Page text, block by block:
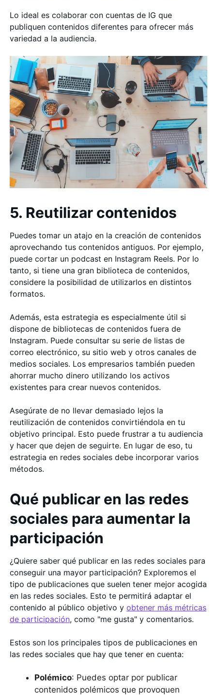
Lo ideal es colaborar con cuentas de IG que
publiquen contenidos diferentes para ofrecer más
variedad a la audiencia.
5. Reutilizar contenidos
Puedes tomar un atajo en la creación de contenidos
aprovechando tus contenidos antiguos. Por ejemplo,
puede cortar un podcast en Instagram Reels. Por lo
tanto, si tiene una gran biblioteca de contenidos,
considere la posibilidad de utilizarlos en distintos
formatos.
Además, esta estrategia es especialmente útil si
dispone de bibliotecas de contenidos fuera de
Instagram. Puede consultar su serie de listas de
correo electrónico, su sitio web y otros canales de
medios sociales. Los empresarios también pueden
ahorrar mucho dinero utilizando los activos
existentes para crear nuevos contenidos.
Asegúrate de no llevar demasiado lejos la
reutilización de contenidos convirtiéndola en tu
objetivo principal. Esto puede frustrar a tu audiencia
y hacer que dejen de seguirte. En lugar de eso, tu
estrategia en redes sociales debe incorporar varios
métodos.
Qué publicar en las redes
sociales para aumentar la
participación
¿Quiere saber qué publicar en las redes sociales para
conseguir una mayor participación? Exploremos el
tipo de publicaciones que suelen tener mejor acogida
en las redes sociales. Esto te permitirá adaptar el
contenido al público objetivo y obtener más métricas
de participación, como "me gusta" y comentarios.
Estos son los principales tipos de publicaciones en
las redes sociales que hay que tener en cuenta:
Polémico: Puedes optar por publicar
contenidos polémicos que provoquen